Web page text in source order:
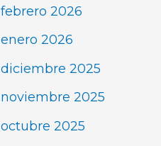
febrero 2026
enero 2026
diciembre 2025
noviembre 2025
octubre 2025